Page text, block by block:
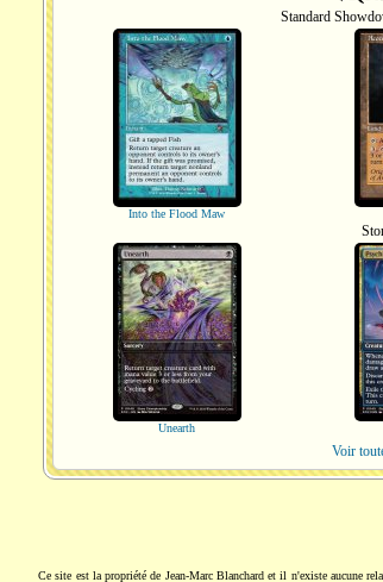
Standard
Into the Flood Maw
Unearth
Voir
Ce site est la propriété de Jean-Marc Blanchard et il n'existe aucune